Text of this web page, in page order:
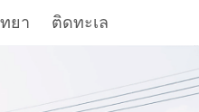
ยา ติดทะเล